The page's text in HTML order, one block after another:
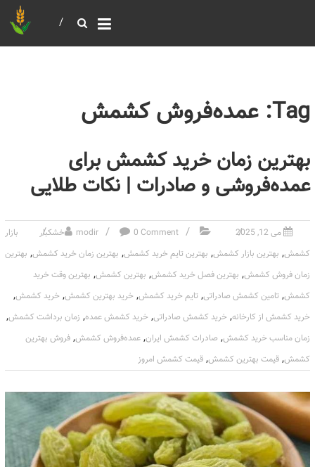
Tag: عمده‌فروش کشمش
بهترین زمان خرید کشمش برای
عمده‌فروشی و صادرات | نکات طلایی
می 12, 2025 modir 0 Comment خشکبار
بازار
کشمش, بهترین بازار کشمش, بهترین تایم خرید کشمش, بهترین زمان خرید کشمش, بهترین
زمان فروش کشمش, بهترین فصل خرید کشمش, بهترین کشمش, بهترین وقت خرید
کشمش, تامین کشمش صادراتی, تایم خرید کشمش, خرید بهترین کشمش, خرید کشمش,
خرید کشمش از کارخانه, خرید کشمش صادراتی, خرید کشمش عمده, زمان برداشت کشمش,
زمان مناسب خرید کشمش, صادرات کشمش ایران, عمده‌فروش کشمش, فروش بهترین
کشمش, قیمت بهترین کشمش, قیمت کشمش امروز